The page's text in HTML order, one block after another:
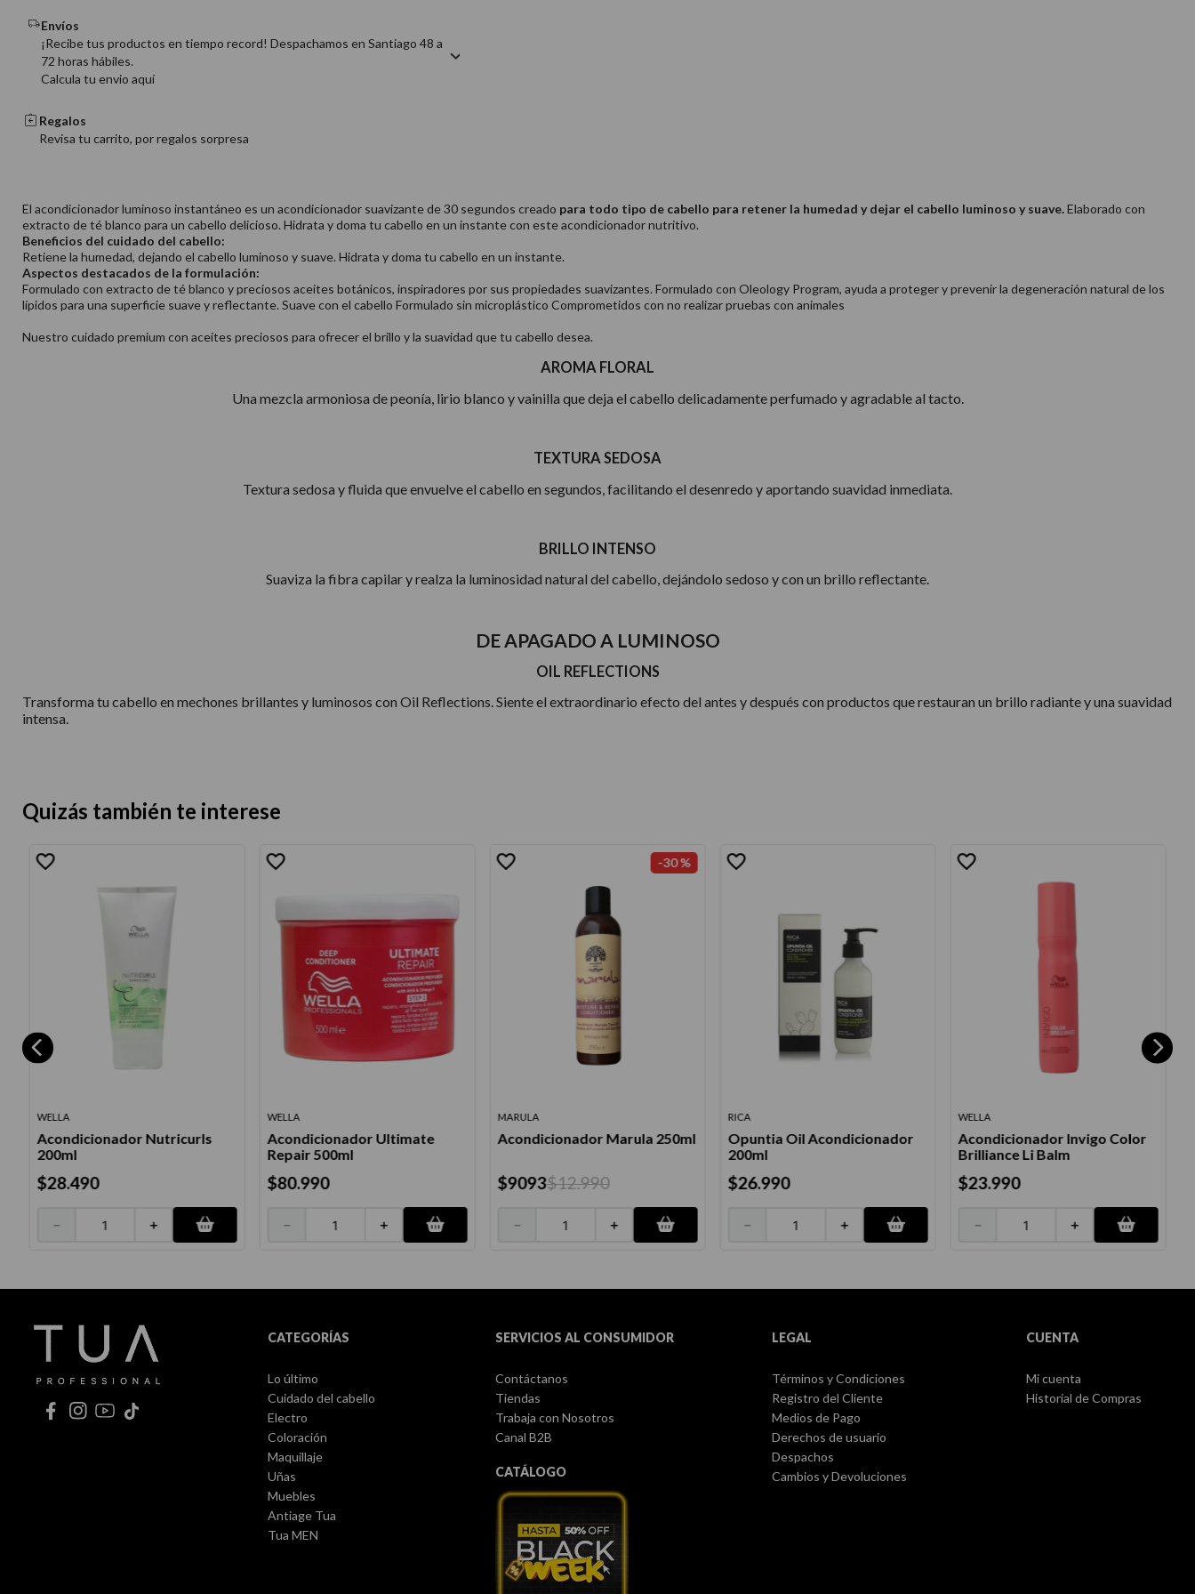
Envíos
¡Recibe tus productos en tiempo record! Despachamos en Santiago 48 a
72 horas hábiles.
Calcula tu envio aquí
Regalos
Revisa tu carrito, por regalos sorpresa
El acondicionador luminoso instantáneo es un acondicionador suavizante de 30 segundos creado para todo tipo de cabello para retener la humedad y dejar el cabello luminoso y suave.Elaborado con
extracto de té blanco para un cabello delicioso. Hidrata y doma tu cabello en un instante con este acondicionador nutritivo.
Beneficios del cuidado del cabello:
Retiene la humedad, dejando el cabello luminoso y suave. Hidrata y doma tu cabello en un instante.
Aspectos destacados de la formulación:
Formulado con extracto de té blanco y preciosos aceites botánicos, inspiradores por sus propiedades suavizantes. Formulado con Oleology Program, ayuda a proteger y prevenir la degeneración natural de los
lípidos para una superficie suave y reflectante. Suave con el cabello Formulado sin microplástico Comprometidos con no realizar pruebas con animales
Nuestro cuidado premium con aceites preciosos para ofrecer el brillo y la suavidad que tu cabello desea.
AROMA FLORAL
Una mezcla armoniosa de peonía, lirio blanco y vainilla que deja el cabello delicadamente perfumado y agradable al tacto.
TEXTURA SEDOSA
Textura sedosa y fluida que envuelve el cabello en segundos, facilitando el desenredo y aportando suavidad inmediata.
BRILLO INTENSO
Suaviza la fibra capilar y realza la luminosidad natural del cabello, dejándolo sedoso y con un brillo reflectante.
DE APAGADO A LUMINOSO
OIL REFLECTIONS
Transforma tu cabello en mechones brillantes y luminosos con Oil Reflections. Siente el extraordinario efecto del antes y después con productos que restauran un brillo radiante y una suavidad
intensa.
Quizás también te interese
WELLA
Acondicionador Nutricurls
200ml
$28.490
＋
－
WELLA
Acondicionador Ultimate
Repair 500ml
$80.990
＋
－
-30 %
MARULA
Acondicionador Marula 250ml
$9093$12.990
＋
－
RICA
Opuntia Oil Acondicionador
200ml
$26.990
＋
－
WELLA
Acondicionador Invigo Color
Brilliance Li Balm
$23.990
＋
－
CATEGORÍAS
Lo último
Cuidado del cabello
Electro
Coloración
Maquillaje
Uñas
Muebles
Antiage Tua
Tua MEN
SERVICIOS AL CONSUMIDOR
Contáctanos
Tiendas
Trabaja con Nosotros
Canal B2B
CATÁLOGO
LEGAL
Términos y Condiciones
Registro del Cliente
Medios de Pago
Derechos de usuario
Despachos
Cambios y Devoluciones
CUENTA
Mi cuenta
Historial de Compras